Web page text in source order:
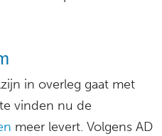
in overleg gaat met
vinden nu de
meer levert. Volgens AD